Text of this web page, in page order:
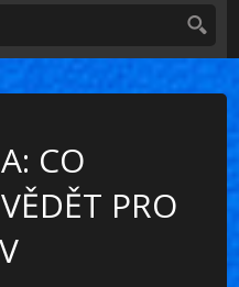
CO
PRO